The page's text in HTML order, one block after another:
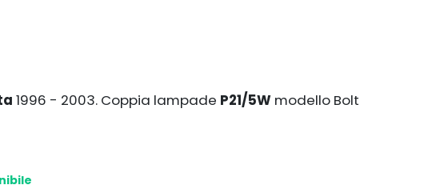
1996 - 2003. Coppia lampade P21/5Wmodello Bolt